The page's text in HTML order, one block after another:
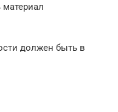
должен быть в